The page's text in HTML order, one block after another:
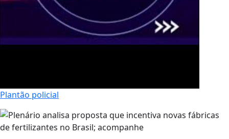
Plantão policial